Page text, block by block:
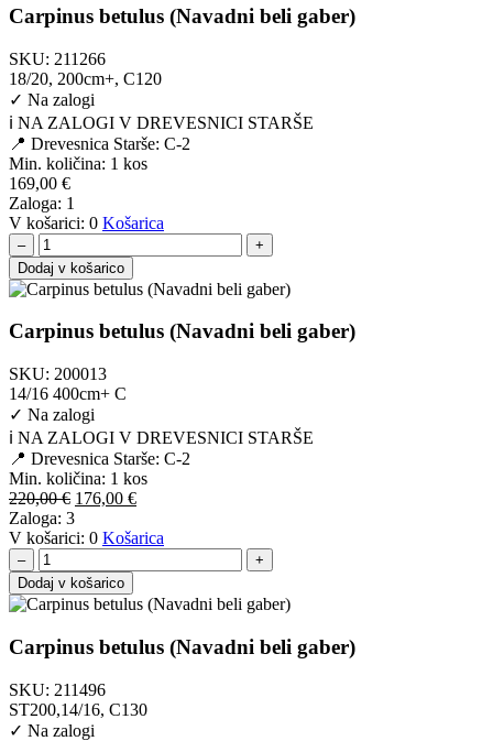
Carpinus betulus (Navadni beli gaber)
SKU: 211266
18/20, 200cm+, C120
✓ Na zalogi
ℹ️ NA ZALOGI V DREVESNICI STARŠE
📍 Drevesnica Starše: C-2
Min. količina: 1 kos
169,00 €
Zaloga: 1
V košarici: 0 Košarica
–
+
Dodaj v košarico
Carpinus betulus (Navadni beli gaber)
SKU: 200013
14/16 400cm+ C
✓ Na zalogi
ℹ️ NA ZALOGI V DREVESNICI STARŠE
📍 Drevesnica Starše: C-2
Min. količina: 1 kos
220,00€ Izvirna
cena
je
220,00 €.
176,00 €Trenutna
je:
Zaloga: 3
V košarici: 0 Košarica
–
+
Dodaj v košarico
Carpinus betulus (Navadni beli gaber)
SKU: 211496
ST200,14/16, C130
✓ Na zalogi